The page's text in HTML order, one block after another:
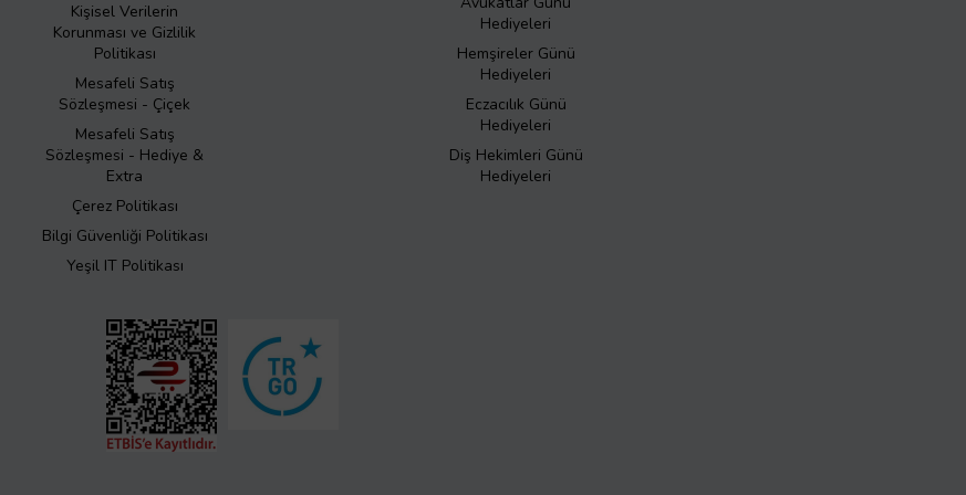
Kişisel Verilerin
Korunması ve Gizlilik
Politikası
Mesafeli Satış
Sözleşmesi - Çiçek
Mesafeli Satış
Sözleşmesi - Hediye &
Extra
Çerez Politikası
Bilgi Güvenliği Politikası
Yeşil IT Politikası
Hediyeleri
Hemşireler Günü
Hediyeleri
Eczacılık Günü
Hediyeleri
Diş Hekimleri Günü
Hediyeleri